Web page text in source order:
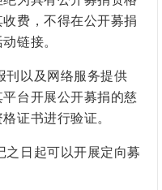
费，不得在公开募捐
链接。
刊以及网络服务提供
台开展公开募捐的慈
证书进行验证。
之日起可以开展定向募